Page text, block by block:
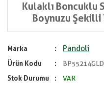
Kulaklı Boncuklu
Boynuzu Şekilli
Marka Pandoli
Ürün Kodu
BP55214GLD
Stok Durumu
VAR